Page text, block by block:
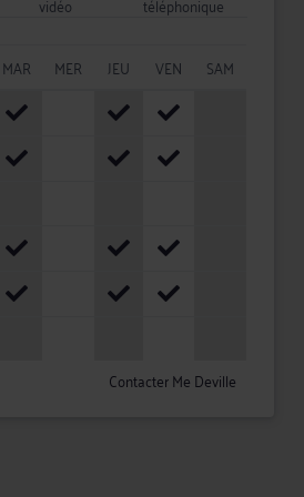
MAR MER JEU VEN
SAM
Contacter Me Deville